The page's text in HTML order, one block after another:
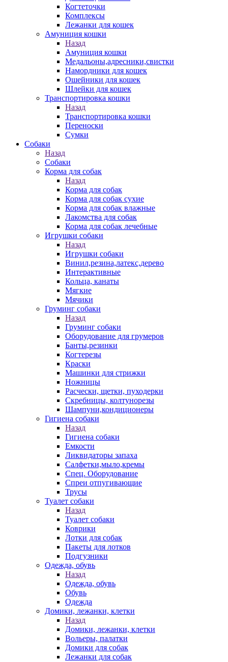
Когтеточки
Комплексы
Лежанки для кошек
Амуниция кошки
Назад
Амуниция кошки
Медальоны,адресники,свистки
Намордники для кошек
Ошейники для кошек
Шлейки для кошек
Транспортировка кошки
Назад
Транспортировка кошки
Переноски
Сумки
Собаки
Назад
Собаки
Корма для собак
Назад
Корма для собак
Корма для собак сухие
Корма для собак влажные
Лакомства для собак
Корма для собак лечебные
Игрушки собаки
Назад
Игрушки собаки
Винил,резина,латекс,дерево
Интерактивные
Кольца, канаты
Мягкие
Мячики
Груминг собаки
Назад
Груминг собаки
Оборудование для грумеров
Банты,резинки
Когтерезы
Краски
Машинки для стрижки
Ножницы
Расчески, щетки, пуходерки
Скребницы, колтунорезы
Шампуни,кондиционеры
Гигиена собаки
Назад
Гигиена собаки
Емкости
Ликвидаторы запаха
Салфетки,мыло,кремы
Спец. Оборудование
Спреи отпугивающие
Трусы
Туалет собаки
Назад
Туалет собаки
Коврики
Лотки для собак
Пакеты для лотков
Подгузники
Одежда, обувь
Назад
Одежда, обувь
Обувь
Одежда
Домики, лежанки, клетки
Назад
Домики, лежанки, клетки
Вольеры, палатки
Домики для собак
Лежанки для собак